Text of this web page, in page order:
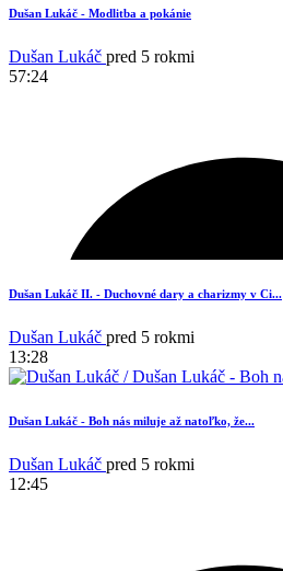
5
4
Dušan Lukáč - Modlitba a pokánie
Dušan Lukáč pred 5 rokmi
57:24
Dušan Lukáč II. - Duchovné dary a charizmy v Ci...
Dušan Lukáč pred 5 rokmi
13:28
Dušan Lukáč - Boh nás miluje až natoľko, že...
Dušan Lukáč pred 5 rokmi
12:45